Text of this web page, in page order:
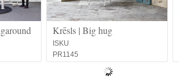
Krēsls | Big hug
ISKU
PR1145